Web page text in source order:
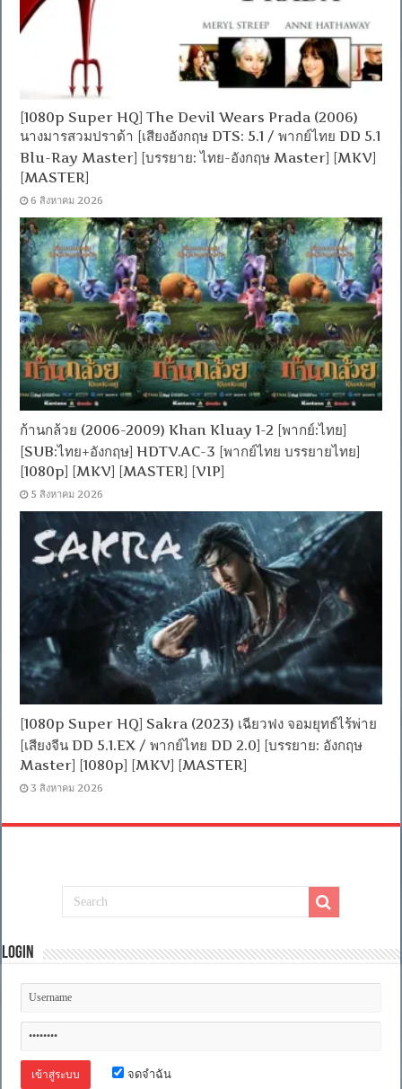
[1080p Super HQ] The Devil Wears Prada (2006)
นางมารสวมปราด้า [เสียงอังกฤษ DTS: 5.1 / พากย์ไทย DD 5.1
Blu-Ray Master] [บรรยาย: ไทย-อังกฤษ Master] [MKV]
[MASTER]
6 สิงหาคม 2026
ก้านกล้วย (2006-2009) Khan Kluay 1-2 [พากย์:ไทย]
[SUB:ไทย+อังกฤษ] HDTV.AC-3 [พากย์ไทย บรรยายไทย]
[1080p] [MKV] [MASTER] [VIP]
5 สิงหาคม 2026
[1080p Super HQ] Sakra (2023) เฉียวฟง จอมยุทธ์ไร้พ่าย
[เสียงจีน DD 5.1.EX / พากย์ไทย DD 2.0] [บรรยาย: อังกฤษ
Master] [1080p] [MKV] [MASTER]
3 สิงหาคม 2026
Login
จดจำฉัน